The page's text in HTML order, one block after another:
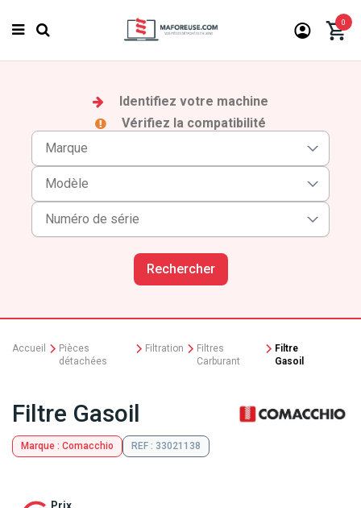
0
Identifiez votre machine
Vérifiez la compatibilité
Rechercher
Accueil
Pièces
détachées
Filtration
Filtres
Carburant
Filtre
Gasoil
Filtre Gasoil
Marque : Comacchio REF : 33021138